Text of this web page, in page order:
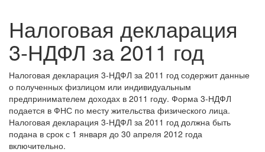
Налоговая декларация
3-НДФЛ за 2011 год
Налоговая декларация 3-НДФЛ за 2011 год содержит данные
о полученных физлицом или индивидуальным
предпринимателем доходах в 2011 году. Форма 3-НДФЛ
подается в ФНС по месту жительства физического лица.
Налоговая декларация 3-НДФЛ за 2011 год должна быть
подана в срок с 1 января до 30 апреля 2012 года
включительно.